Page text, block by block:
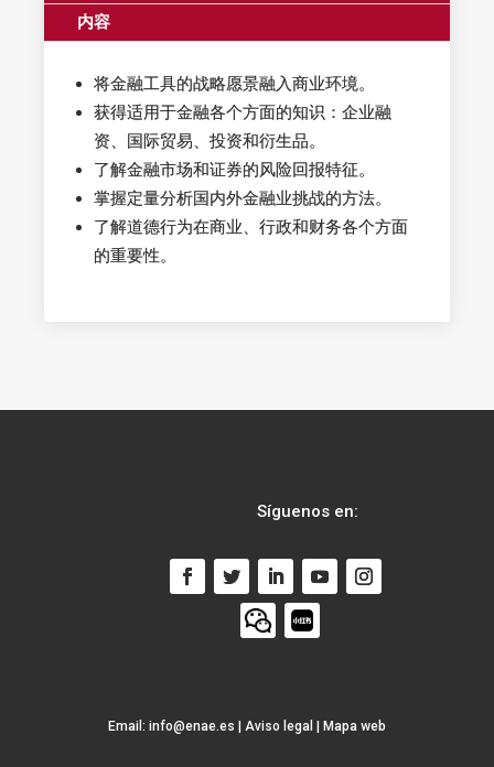
内容
将金融工具的战略愿景融入商业环境。
获得适用于金融各个方面的知识：企业融
资、国际贸易、投资和衍生品。
了解金融市场和证券的风险回报特征。
掌握定量分析国内外金融业挑战的方法。
了解道德行为在商业、行政和财务各个方面
的重要性。
Síguenos en:
Email: info@enae.es Aviso legal Mapa web